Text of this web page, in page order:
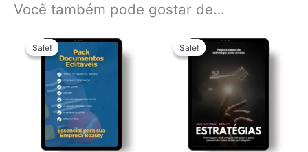
Você também pode gostar de…
Sale!
Sale!
preço
original
era:
R$ 29,90.
preço
atual
Sale!
Sale!
preço
original
era:
R$ 19,90.
preço
atual